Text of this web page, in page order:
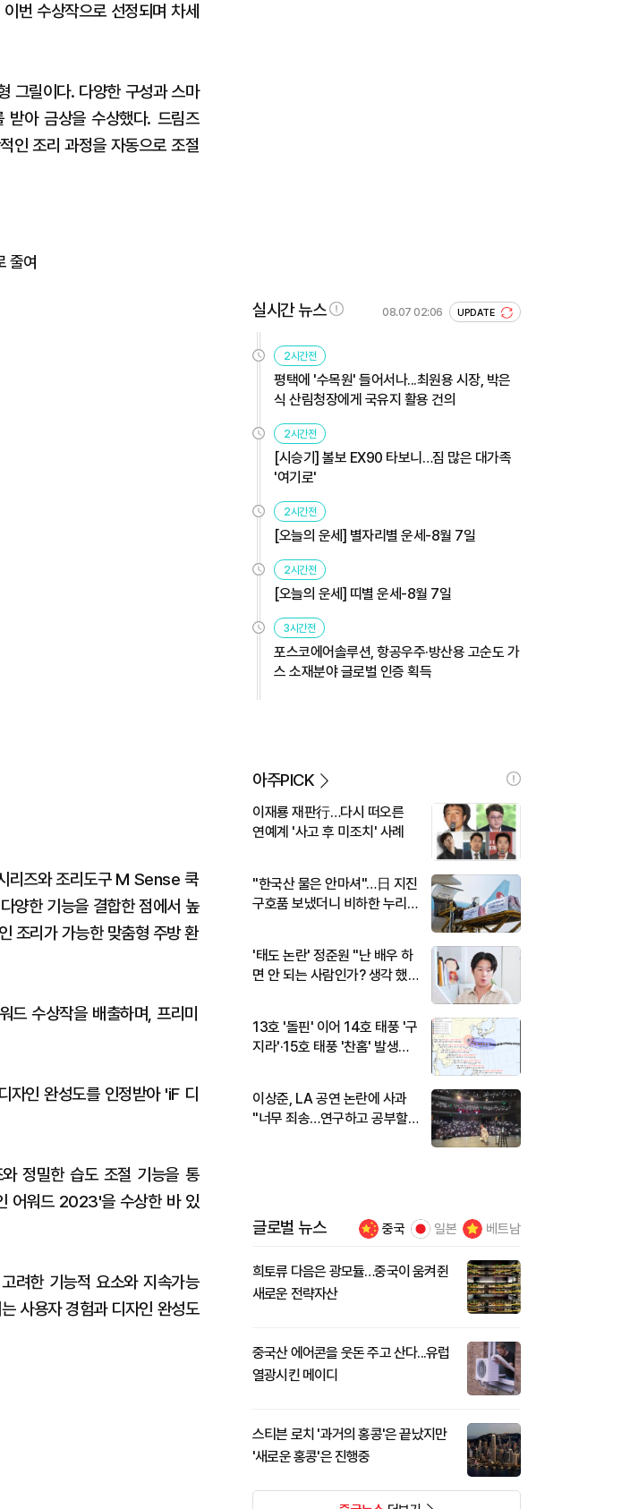
번 수상작으로 선정되며 차세
그릴이다. 다양한 구성과 스마
아 금상을 수상했다. 드림즈
인 조리 과정을 자동으로 조절
줄여
리즈와 조리도구 M Sense 쿡
양한 기능을 결합한 점에서 높
조리가 가능한 맞춤형 주방 환
수상작을 배출하며, 프리미
자인 완성도를 인정받아 'iF 디
정밀한 습도 조절 기능을 통
어워드 2023'을 수상한 바 있
려한 기능적 요소와 지속가능
사용자 경험과 디자인 완성도
실시간 뉴스 08.07 02:06 UPDATE
2시간전
평택에 '수목원' 들어서나...최원용 시장, 박은
식 산림청장에게 국유지 활용 건의
2시간전
[시승기] 볼보 EX90 타보니…짐 많은 대가족
'여기로'
2시간전
[오늘의 운세] 별자리별 운세-8월 7일
2시간전
[오늘의 운세] 띠별 운세-8월 7일
3시간전
포스코에어솔루션, 항공우주·방산용 고순도 가
스 소재분야 글로벌 인증 획득
아주PICK
이재룡 재판行…다시 떠오른
연예계 '사고 후 미조치' 사례
"한국산 물은 안마셔"…日 지진
구호품 보냈더니 비하한 누리
'태도 논란' 정준원 "난 배우 하
면 안 되는 사람인가? 생각 했
13호 '돌핀' 이어 14호 태풍 '구
지라'·15호 태풍 '찬홈' 발생…
이상준, LA 공연 논란에 사과
"너무 죄송…연구하고 공부할
글로벌 뉴스 중국 일본 베트남
희토류 다음은 광모듈…중국이 움켜쥔
새로운 전략자산
중국산 에어콘을 웃돈 주고 산다...유럽
열광시킨 메이디
스티븐 로치 '과거의 홍콩'은 끝났지만
'새로운 홍콩'은 진행중